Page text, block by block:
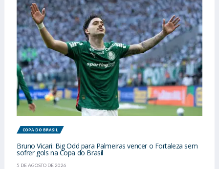
COPA DO BRASIL
Bruno Vicari: Big Odd para Palmeiras vencer o Fortaleza sem
sofrer gols na Copa do Brasil
5 DE AGOSTO DE 2026